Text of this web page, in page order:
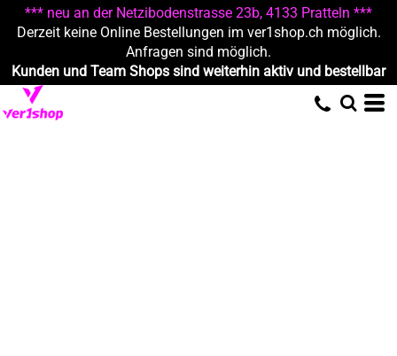
*** neu an der Netzibodenstrasse 23b, 4133 Pratteln ***
Derzeit keine Online Bestellungen im ver1shop.ch möglich.
Anfragen sind möglich.
Kunden und Team Shops sind weiterhin aktiv und bestellbar